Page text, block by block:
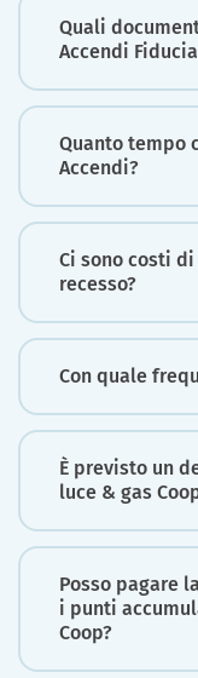
Quali
Accendi
Quanto tempo
Accendi?
Ci sono costi
recesso?
Con quale
È previsto un
luce & gas
Posso pagare
i punti
Coop?